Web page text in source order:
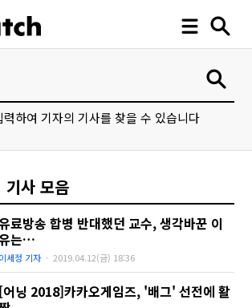
력하여 기자의 기사를 찾을 수 있습니다
기사 모음
료방송 합병 반대했던 교수, 생각바꾼 이
는…
이세정 기자 · 2019.04.12(금) 18:36
[어닝 2018]카카오게임즈, '배그' 선전에 활